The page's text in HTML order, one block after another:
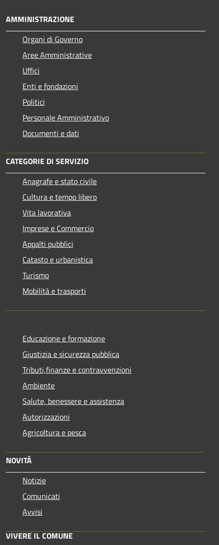
AMMINISTRAZIONE
Organi di Governo
Aree Amministrative
Uffici
Enti e fondazioni
Politici
Personale Amministrativo
Documenti e dati
CATEGORIE DI SERVIZIO
Anagrafe e stato civile
Cultura e tempo libero
Vita lavorativa
Imprese e Commercio
Appalti pubblici
Catasto e urbanistica
Turismo
Mobilità e trasporti
Educazione e formazione
Giustizia e sicurezza pubblica
Tributi,finanze e contravvenzioni
Ambiente
Salute, benessere e assistenza
Autorizzazioni
Agricoltura e pesca
NOVITÀ
Notizie
Comunicati
Avvisi
VIVERE IL COMUNE